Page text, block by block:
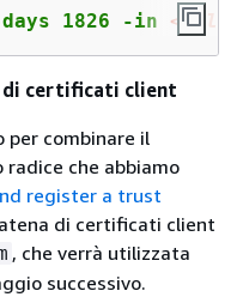
1826 -in <ssl-
di certificati client
per combinare il
che abbiamo
register a trust
di certificati client
, che verrà utilizzata
successivo.